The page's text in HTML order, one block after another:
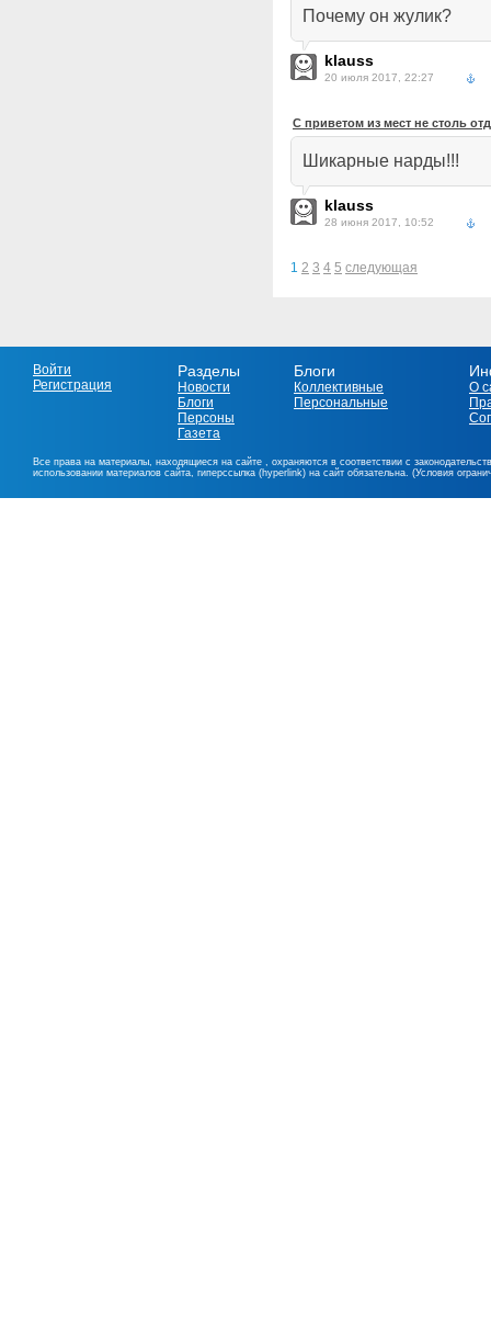
Почему он жулик?
klauss
20 июля 2017, 22:27
С приветом из мест не столь
Шикарные нарды!!!
klauss
28 июня 2017, 10:52
1 2 3 4 5 следующая
Войти
Регистрация
Разделы
Новости
Блоги
Персоны
Газета
Блоги
Коллективные
Персональные
О
Все права на материалы, находящиеся на сайте , охраняются в соответствии с
использовании материалов сайта, гиперссылка (hyperlink) на сайт обязательна. (Условия